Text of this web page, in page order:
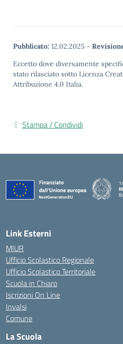
Pubblicato: 12.02.2025 -
Eccetto dove diversamente
stato rilasciato sotto Licenza
Attribuzione 4.0 Italia.
Stampa / Condividi
Link Esterni
MIUR
Ufficio Scolastico Regionale
Ufficio Scolastico Territoriale
Scuola in Chiaro
Iscrizioni On Line
Invalsi
Comune
La Scuola